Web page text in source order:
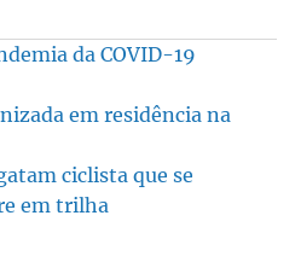
da COVID-19
em residência na
ciclista que se
em trilha